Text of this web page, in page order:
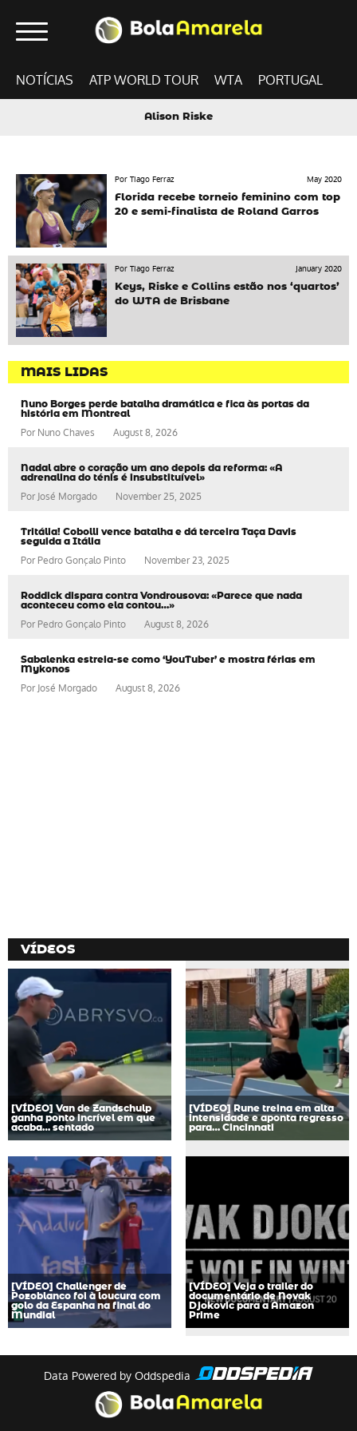
NOTÍCIAS ATP WORLD TOUR WTA PORTUGAL
Alison Riske
Por Tiago Ferraz
May 2020
Florida recebe torneio feminino com top
20 e semi-finalista de Roland Garros
Por Tiago Ferraz
January 2020
Keys, Riske e Collins estão nos ‘quartos’
do WTA de Brisbane
MAIS LIDAS
Nuno Borges perde batalha dramática e fica às portas da
história em Montreal
PorNuno Chaves August 8, 2026
Nadal abre o coração um ano depois da reforma: «A
adrenalina do ténis é insubstituível»
Por José Morgado November 25, 2025
Tritália! Cobolli vence batalha e dá terceira Taça Davis
seguida a Itália
PorPedro Gonçalo Pinto November 23, 2025
Roddick dispara contra Vondrousova: «Parece que nada
aconteceu como ela contou…»
Por Pedro Gonçalo Pinto August 8, 2026
Sabalenka estreia-se como ‘YouTuber’ e mostra férias em
Mykonos
PorJosé Morgado August 8, 2026
VÍDEOS
[VÍDEO] Van de Zandschulp
ganha ponto incrível em que
acaba… sentado
[VÍDEO] Rune treina em alta
intensidade e aponta regresso
para… Cincinnati
[VÍDEO] Challenger de
Pozoblanco foi à loucura com
golo da Espanha na final do
Mundial
[VÍDEO] Veja o trailer do
documentário de Novak
Djokovic para a Amazon
Prime
Data Powered by Oddspedia